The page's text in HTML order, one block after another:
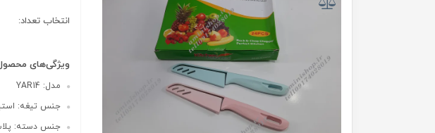
انتخاب تعداد:
ویژگی‌های
مدل: YAR14
جنس تیغه:
جنس دسته: